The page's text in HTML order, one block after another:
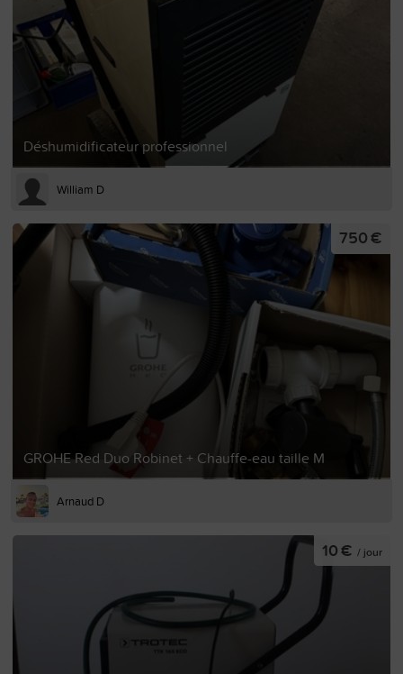
Déshumidificateur professionnel
William D
GROHE Red Duo Robinet + Chauffe-eau taille M
750 €
Arnaud D
10 € / jour